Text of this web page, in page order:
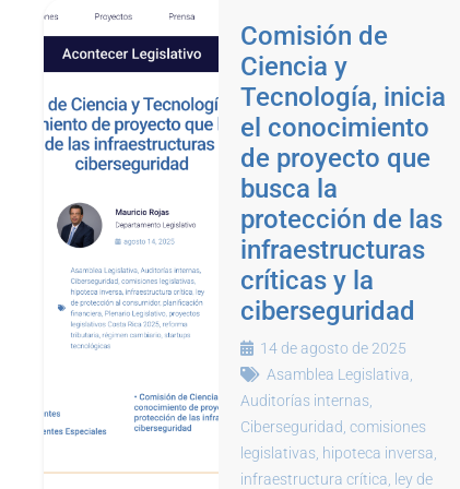
Comisión de
Ciencia y
Tecnología, inicia
el conocimiento
de proyecto que
busca la
protección de las
infraestructuras
críticas y la
ciberseguridad
14 de agosto de 2025
Asamblea Legislativa
Auditorías internas
Ciberseguridad comisiones
legislativas hipoteca inversa
infraestructura crítica
ley de